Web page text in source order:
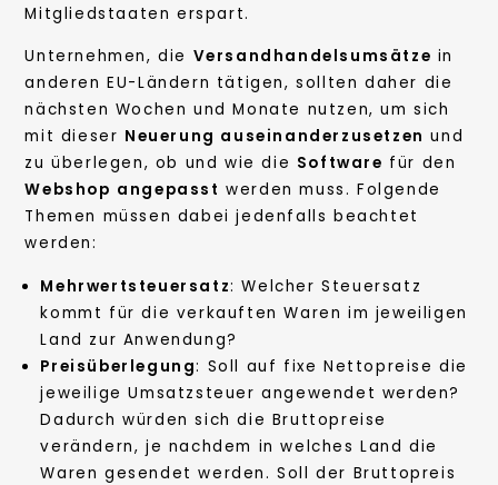
Mitgliedstaaten erspart.
Unternehmen, die Versandhandelsumsätze in
anderen EU-Ländern tätigen, sollten daher die
nächsten Wochen und Monate nutzen, um sich
mit dieser Neuerung auseinanderzusetzen und
zu überlegen, ob und wie die Software für den
Webshop angepasst werden muss. Folgende
Themen müssen dabei jedenfalls beachtet
werden:
Mehrwertsteuersatz: Welcher Steuersatz
kommt für die verkauften Waren im jeweiligen
Land zur Anwendung?
Preisüberlegung: Soll auf fixe Nettopreise die
jeweilige Umsatzsteuer angewendet werden?
Dadurch würden sich die Bruttopreise
verändern, je nachdem in welches Land die
Waren gesendet werden. Soll der Bruttopreis